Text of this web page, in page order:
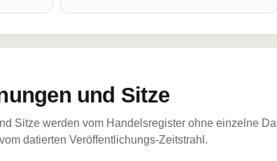
und Sitze
Sitze werden vom Handelsregister ohne einzelne
datierten Veröffentlichungs-Zeitstrahl.